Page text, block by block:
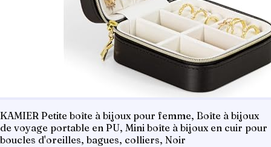
KAMIER Petite boîte à bijoux pour femme, Boîte à bijoux
de voyage portable en PU, Mini boîte à bijoux en cuir pour
boucles d'oreilles, bagues, colliers, Noir